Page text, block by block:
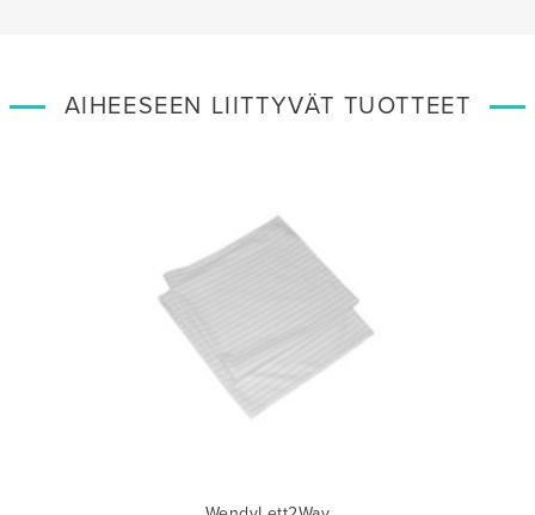
AIHEESEEN LIITTYVÄT TUOTTEET